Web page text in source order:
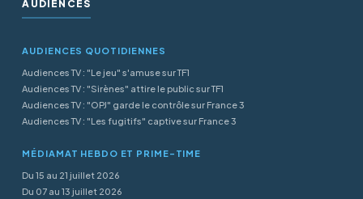
AUDIENCES
AUDIENCES QUOTIDIENNES
Audiences TV : "Le jeu" s'amuse sur TF1
Audiences TV : "Sirènes" attire le public sur TF1
Audiences TV : "OPJ" garde le contrôle sur France 3
Audiences TV : "Les fugitifs" captive sur France 3
MÉDIAMAT HEBDO ET PRIME-TIME
Du 15 au 21 juillet 2026
Du 07 au 13 juillet 2026